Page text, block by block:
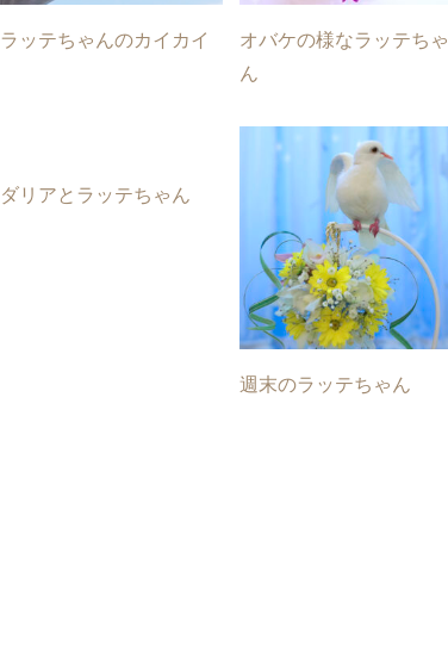
ラッテちゃんのカイカイ
オバケの様なラッテちゃ
ん
ダリアとラッテちゃん
週末のラッテちゃん